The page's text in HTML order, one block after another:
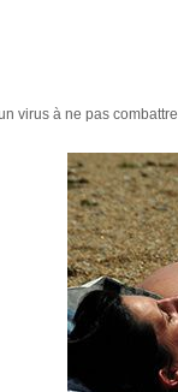
virus à ne pas combattre.